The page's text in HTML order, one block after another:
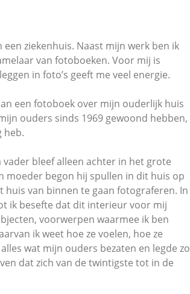
ziekenhuis. Naast mijn werk ben ik
van fotoboeken. Voor mij is
in foto’s geeft me veel energie.
een fotoboek over mijn ouderlijk huis
ouders sinds 1969 gewoond hebben,
heb.
bleef alleen achter in het grote
moeder begon hij spullen in dit huis op
van binnen te gaan fotograferen. In
ik besefte dat dit interieur voor mij
voorwerpen waarmee ik ben
ik weet hoe ze voelen, hoe ze
wat mijn ouders bezaten en legde zo
dat zich van de twintigste tot in de